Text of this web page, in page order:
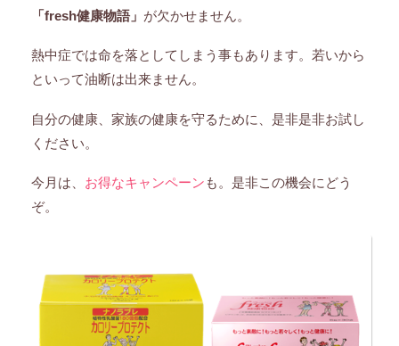
「fresh健康物語」 が欠かせません。
熱中症では命を落としてしまう事もあります。若いから
といって油断は出来ません。
自分の健康、家族の健康を守るために、是非是非お試し
ください。
今月は、 お得なキャンペーン も。是非この機会にどう
ぞ。